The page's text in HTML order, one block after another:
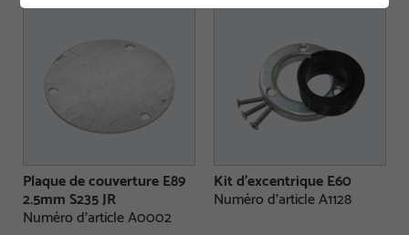
Plaque de couverture E89
2.5mm S235 JR
Numéro d'article A0002
Kit d’excentrique E60
Numéro d'article A1128